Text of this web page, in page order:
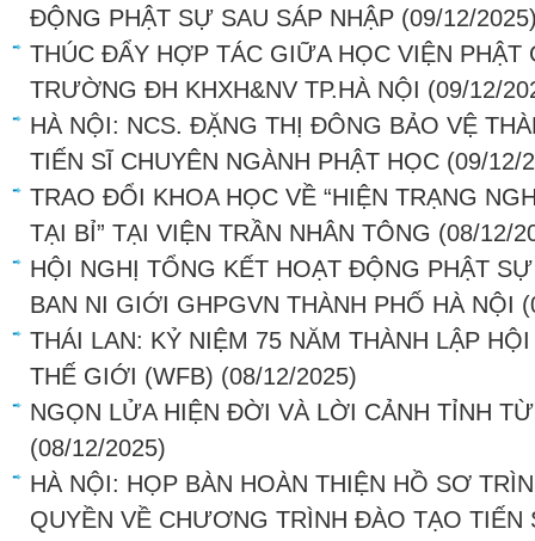
ĐỘNG PHẬT SỰ SAU SÁP NHẬP (09/12/
THÚC ĐẨY HỢP TÁC GIỮA HỌC VIỆN PHẬT
TRƯỜNG ĐH KHXH&NV TP.HÀ NỘI (09/12/
HÀ NỘI: NCS. ĐẶNG THỊ ĐÔNG BẢO VỆ
TIẾN SĨ CHUYÊN NGÀNH PHẬT HỌC (09/12/
TRAO ĐỔI KHOA HỌC VỀ “HIỆN TRẠNG
TẠI BỈ” TẠI VIỆN TRẦN NHÂN TÔNG (08/12/
HỘI NGHỊ TỔNG KẾT HOẠT ĐỘNG PHẬT
BAN NI GIỚI GHPGVN THÀNH PHỐ HÀ NỘI
THÁI LAN: KỶ NIỆM 75 NĂM THÀNH LẬP
THẾ GIỚI (WFB) (08/12/2025)
NGỌN LỬA HIỆN ĐỜI VÀ LỜI CẢNH TỈNH
(08/12/2025)
HÀ NỘI: HỌP BÀN HOÀN THIỆN HỒ SƠ
QUYỀN VỀ CHƯƠNG TRÌNH ĐÀO TẠO TIẾN